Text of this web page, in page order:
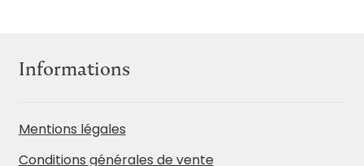
Informations
Mentions légales
Conditions générales de vente